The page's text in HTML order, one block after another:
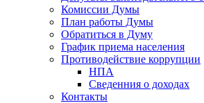
Комиссии Думы
План работы Думы
Обратиться в Думу
График приема населения
Противодействие коррупции
НПА
Сведенния о доходах
Контакты